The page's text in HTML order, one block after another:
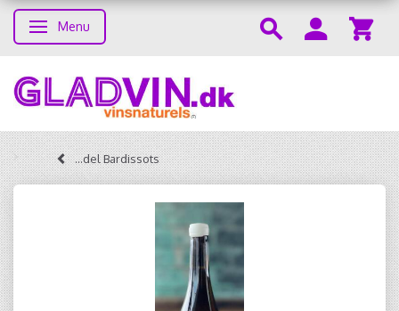
Skifte navigation
Menu
...del Bardissots